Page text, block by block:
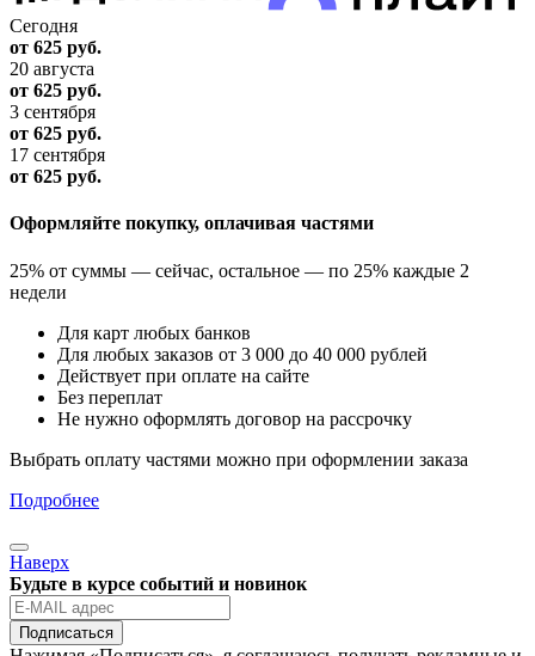
Сегодня
от 625 руб.
20 августа
от 625 руб.
3 сентября
от 625 руб.
17 сентября
от 625 руб.
Оформляйте покупку, оплачивая частями
25% от суммы — сейчас, остальное — по 25% каждые 2
недели
Для карт любых банков
Для любых заказов от 3 000 до 40 000 рублей
Действует при оплате на сайте
Без переплат
Не нужно оформлять договор на рассрочку
Выбрать оплату частями можно при оформлении заказа
Подробнее
Наверх
Будьте в курсе событий и новинок
Подписаться